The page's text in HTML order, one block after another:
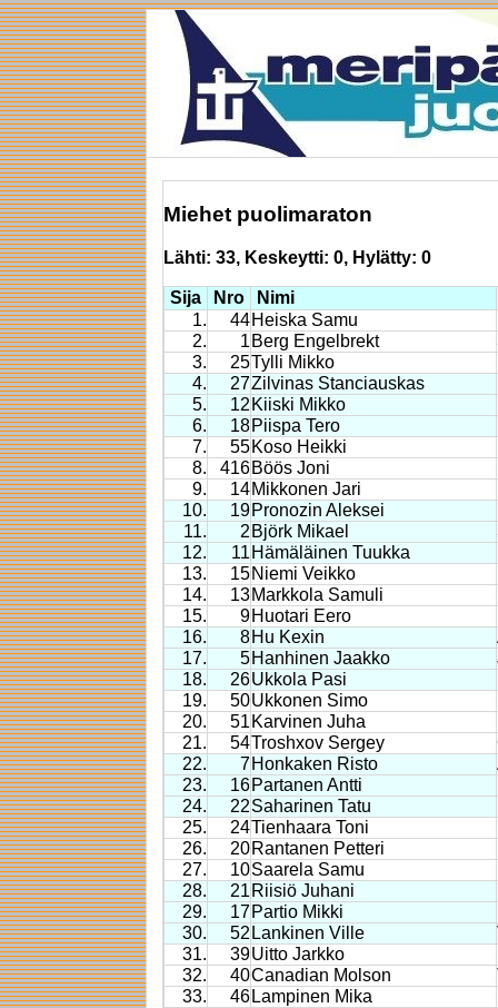
Miehet puolimaraton
Lähti: 33, Keskeytti: 0, Hylätty: 0
Sija Nro
Nimi
1.
44Heiska Samu
2.
1 Berg Engelbrekt
3.
25Tylli Mikko
4.
27Zilvinas Stanciauskas
5.
12 Kiiski Mikko
6.
18Piispa Tero
7.
55Koso Heikki
8.
416Böös Joni
9.
14Mikkonen Jari
10.
19Pronozin Aleksei
11.
2 Björk Mikael
12.
11 Hämäläinen Tuukka
13.
15Niemi Veikko
14.
13Markkola Samuli
15.
9Huotari Eero
16.
8Hu Kexin
17.
5Hanhinen Jaakko
18.
26Ukkola Pasi
19.
50Ukkonen Simo
20.
51 Karvinen Juha
21.
54Troshxov Sergey
22.
7Honkaken Risto
23.
16Partanen Antti
24.
22Saharinen Tatu
25.
24Tienhaara Toni
26.
20Rantanen Petteri
27.
10Saarela Samu
28.
21 Riisiö Juhani
29.
17Partio Mikki
30.
52 Lankinen Ville
31.
39Uitto Jarkko
32.
40Canadian Molson
33.
46 Lampinen Mika